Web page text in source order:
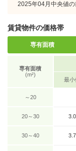
2025年04月中央値
賃貸物件の価格帯
専有面積
専有面積
(m²)
最小
～20
20～30 3.0
30～40 3.7